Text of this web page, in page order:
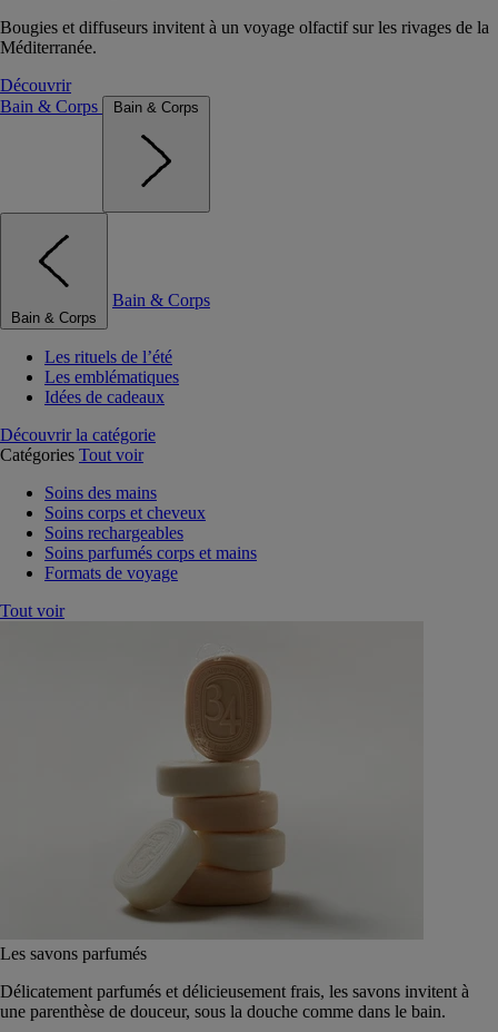
Bougies et diffuseurs invitent à un voyage olfactif sur les rivages de la
Méditerranée.
Découvrir
Bain & Corps
Bain & Corps
Bain & Corps
Bain & Corps
Les rituels de l’été
Les emblématiques
Idées de cadeaux
Découvrir la catégorie
Catégories Tout voir
Soins des mains
Soins corps et cheveux
Soins rechargeables
Soins parfumés corps et mains
Formats de voyage
Tout voir
Les savons parfumés
Délicatement parfumés et délicieusement frais, les savons invitent à
une parenthèse de douceur, sous la douche comme dans le bain.